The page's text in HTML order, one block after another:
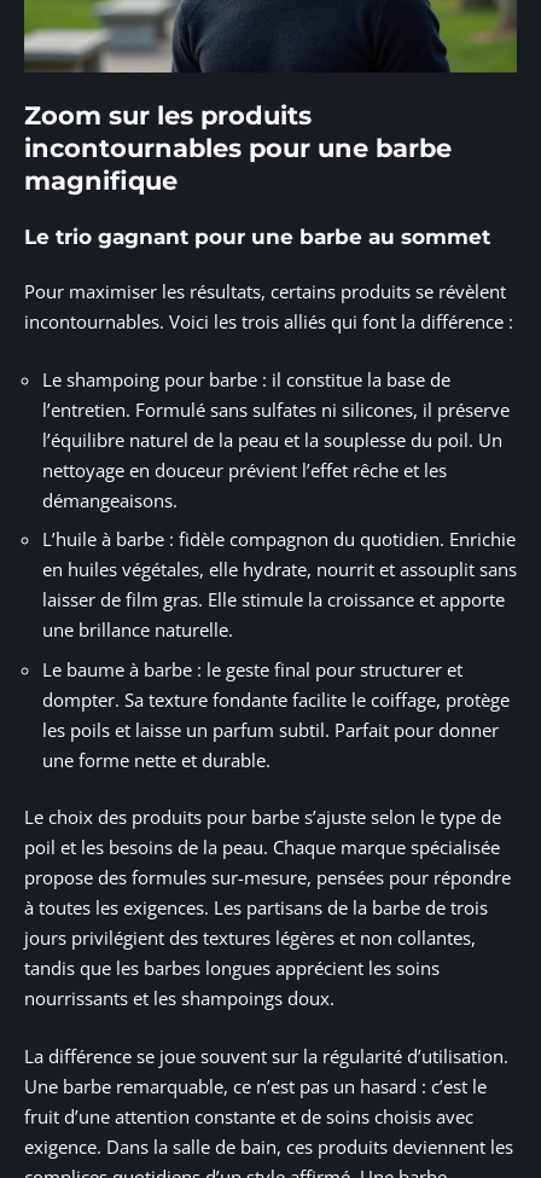
Zoom sur les produits
incontournables pour une barbe
magnifique
Le trio gagnant pour une barbe au sommet
Pour maximiser les résultats, certains produits se révèlent
incontournables. Voici les trois alliés qui font la différence :
Le shampoing pour barbe : il constitue la base de
l’entretien. Formulé sans sulfates ni silicones, il préserve
l’équilibre naturel de la peau et la souplesse du poil. Un
nettoyage en douceur prévient l’effet rêche et les
démangeaisons.
L’huile à barbe : fidèle compagnon du quotidien. Enrichie
en huiles végétales, elle hydrate, nourrit et assouplit sans
laisser de film gras. Elle stimule la croissance et apporte
une brillance naturelle.
Le baume à barbe : le geste final pour structurer et
dompter. Sa texture fondante facilite le coiffage, protège
les poils et laisse un parfum subtil. Parfait pour donner
une forme nette et durable.
Le choix des produits pour barbe s’ajuste selon le type de
poil et les besoins de la peau. Chaque marque spécialisée
propose des formules sur-mesure, pensées pour répondre
à toutes les exigences. Les partisans de la barbe de trois
jours privilégient des textures légères et non collantes,
tandis que les barbes longues apprécient les soins
nourrissants et les shampoings doux.
La différence se joue souvent sur la régularité d’utilisation.
Une barbe remarquable, ce n’est pas un hasard : c’est le
fruit d’une attention constante et de soins choisis avec
exigence. Dans la salle de bain, ces produits deviennent les